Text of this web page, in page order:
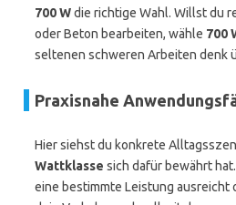
700 Wdie richtige Wahl. Willst du
oder Beton bearbeiten, wähle 700
seltenen schweren Arbeiten denk
Praxisnahe
Hier siehst du konkrete
Wattklasse sich dafür bewährt
eine bestimmte Leistung ausreicht